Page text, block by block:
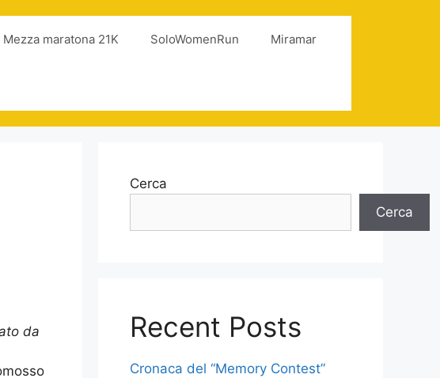
Mezza maratona 21K SoloWomenRun Miramar
da
Cerca
Cerca
Recent Posts
Cronaca del “Memory Contest”